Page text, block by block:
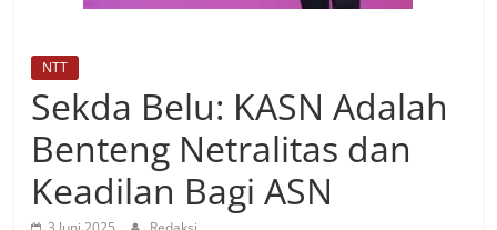
NTT
Sekda Belu: KASN Adalah
Benteng Netralitas dan
Keadilan Bagi ASN